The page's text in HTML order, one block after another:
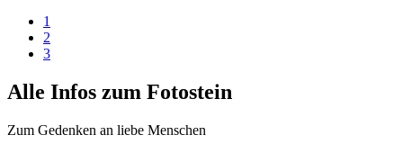
1
2
3
Alle Infos zum Fotostein
Zum Gedenken an liebe Menschen